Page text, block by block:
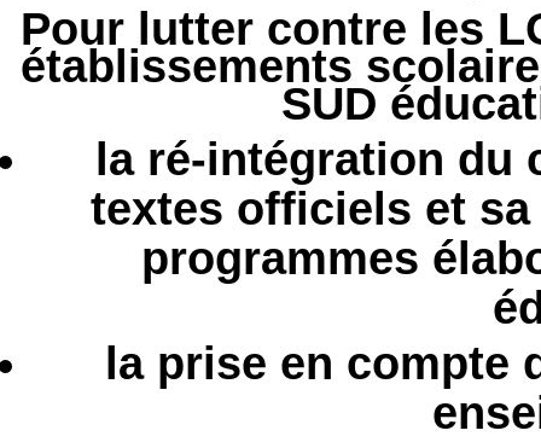
Pour lutter contre les
établissements
SUD
la ré-intégration du
textes officiels et
programmes
la prise en compte